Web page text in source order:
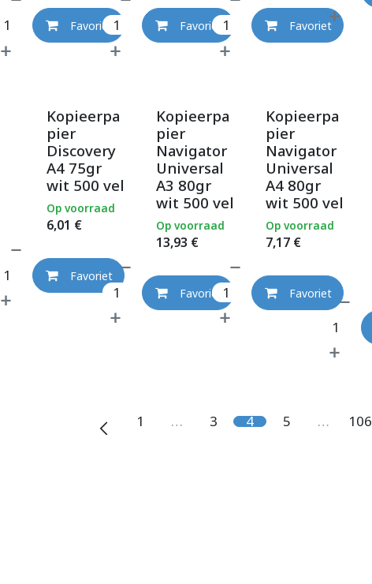
Favoriet Favoriet Favoriet
Kopieerpa
pier
Discovery
A4 75gr
wit 500 vel
6,01 €
Op voorraad
Favoriet
Kopieerpa
pier
Navigator
Universal
A3 80gr
wit 500 vel
13,93 €
Op voorraad
Favoriet
Kopieerpa
pier
Navigator
Universal
A4 80gr
wit 500 vel
7,17€
Op voorraad
Favoriet
1 … 3 4 5 … 106